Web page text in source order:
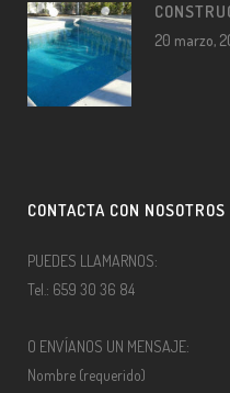
20 marzo,
CONTACTA CON NOSOTROS
PUEDES LLAMARNOS:
Tel.: 659 30 36 84
O ENVÍANOS UN MENSAJE:
Nombre (requerido)